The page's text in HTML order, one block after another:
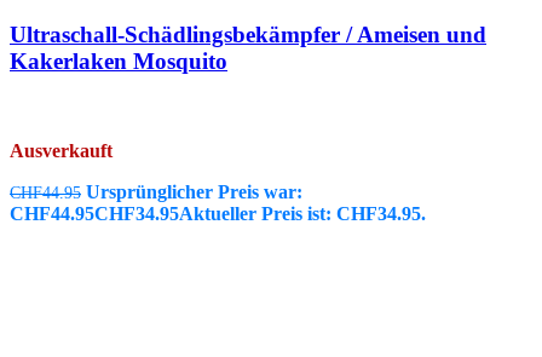
Ultraschall-Schädlingsbekämpfer / Ameisen und
Kakerlaken Mosquito
Ausverkauft
CHF44.95 Ursprünglicher Preis war:
CHF44.95CHF34.95Aktueller Preis ist: CHF34.95.